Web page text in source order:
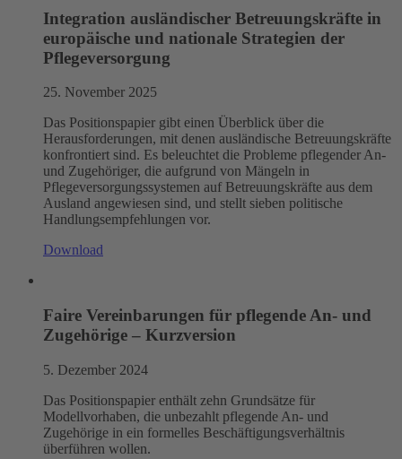
Integration ausländischer Betreuungskräfte in
europäische und nationale Strategien der
Pflegeversorgung
25. November 2025
Das Positionspapier gibt einen Überblick über die
Herausforderungen, mit denen ausländische Betreuungskräfte
konfrontiert sind. Es beleuchtet die Probleme pflegender An-
und Zugehöriger, die aufgrund von Mängeln in
Pflegeversorgungssystemen auf Betreuungskräfte aus dem
Ausland angewiesen sind, und stellt sieben politische
Handlungsempfehlungen vor.
Download
Faire Vereinbarungen für pflegende An- und
Zugehörige – Kurzversion
5. Dezember 2024
Das Positionspapier enthält zehn Grundsätze für
Modellvorhaben, die unbezahlt pflegende An- und
Zugehörige in ein formelles Beschäftigungsverhältnis
überführen wollen.